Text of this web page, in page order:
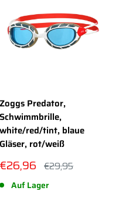
Zoggs Predator,
Schwimmbrille,
white/red/tint, blaue
Gläser, rot/weiß
Sonderpreis
€26,96 Normalpreis
€29,95
Auf Lager